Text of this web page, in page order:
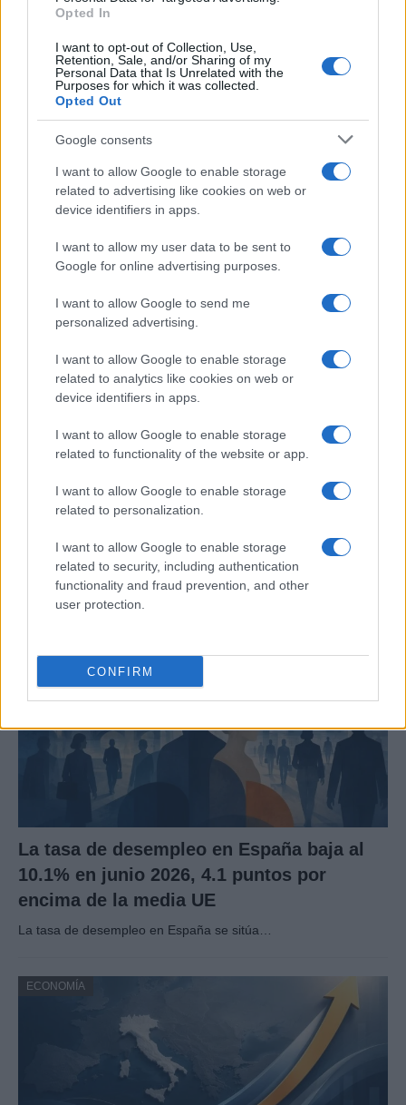
Opted In
I want to opt-out of Collection, Use,
Retention, Sale, and/or Sharing of my
Personal Data that Is Unrelated with the
Purposes for which it was collected.
Opted Out
Google consents
I want to allow Google to enable storage
related to advertising like cookies on web or
device identifiers in apps.
I want to allow my user data to be sent to
Google for online advertising purposes.
I want to allow Google to send me
personalized advertising.
I want to allow Google to enable storage
related to analytics like cookies on web or
device identifiers in apps.
I want to allow Google to enable storage
related to functionality of the website or app.
I want to allow Google to enable storage
related to personalization.
I want to allow Google to enable storage
related to security, including authentication
functionality and fraud prevention, and other
user protection.
CONFIRM
Vidoser cierra una ronda puente de 1
millón de euros, supera los 5 millones de
euros de ARR en el primer semestre de
2026 y lanza su plataforma de Creator
Marketing en España
CreationDose,…
ECONOMÍA
Cómo medir la productividad por hora
trabajada y por trabajador
Explora la productividad desde diferentes ángulos y su…
La tasa de desempleo en España baja al
10.1% en junio 2026, 4.1 puntos por
encima de la media UE
La tasa de desempleo en España se sitúa…
ECONOMÍA